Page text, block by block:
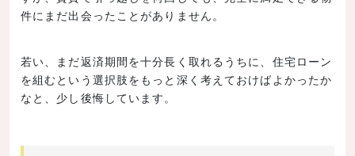
件にまだ出会ったことがありません。
若い、まだ返済期間を十分長く取れるうちに、住宅ローン
を組むという選択肢をもっと深く考えておけばよかったか
なと、少し後悔しています。